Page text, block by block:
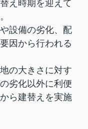
え時期を迎えて
設備の劣化、配
因から行われる
の大きさに対す
劣化以外に利便
ら建替えを実施